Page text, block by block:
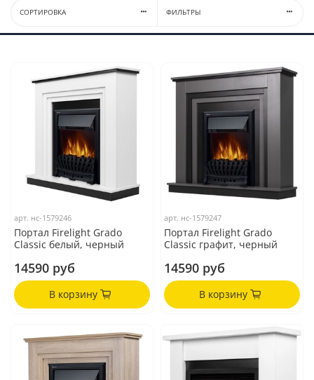
СОРТИРОВКА ФИЛЬТРЫ
арт. нс-1579246
Портал Firelight Grado
Classic белый, черный
14590 руб
В корзину
арт. нс-1579247
Портал Firelight Grado
Classic графит, черный
14590 руб
В корзину